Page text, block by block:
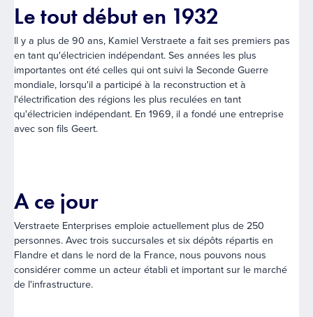
Le tout début en 1932
Il y a plus de 90 ans, Kamiel Verstraete a fait ses premiers pas
en tant qu'électricien indépendant. Ses années les plus
importantes ont été celles qui ont suivi la Seconde Guerre
mondiale, lorsqu'il a participé à la reconstruction et à
l'électrification des régions les plus reculées en tant
qu'électricien indépendant. En 1969, il a fondé une entreprise
avec son fils Geert.
A ce jour
Verstraete Enterprises emploie actuellement plus de 250
personnes. Avec trois succursales et six dépôts répartis en
Flandre et dans le nord de la France, nous pouvons nous
considérer comme un acteur établi et important sur le marché
de l'infrastructure.